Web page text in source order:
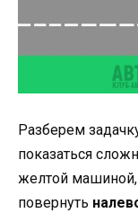
Разберем
показаться
желтой машиной,
повернуть